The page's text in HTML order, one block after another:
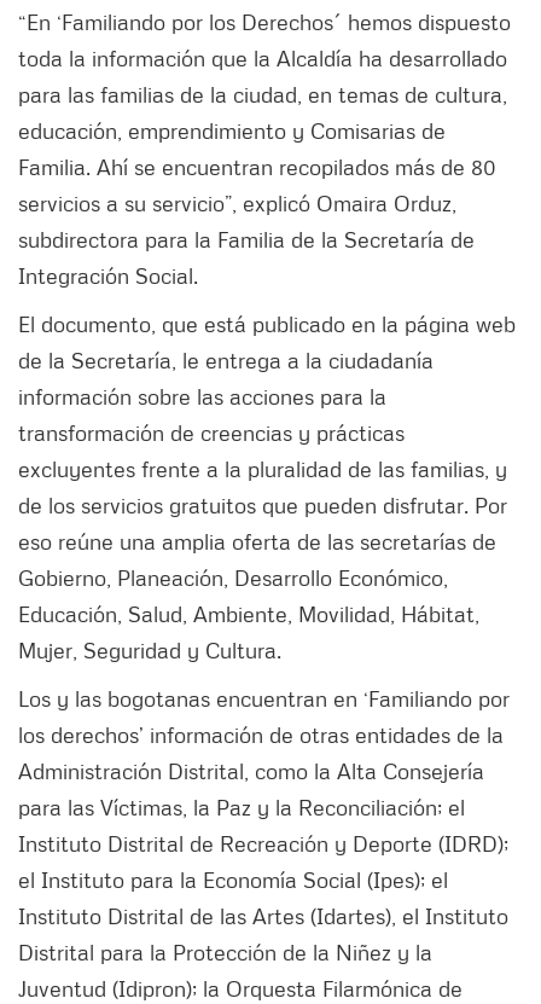
“En ‘Familiando por los Derechos´ hemos dispuesto
toda la información que la Alcaldía ha desarrollado
para las familias de la ciudad, en temas de cultura,
educación, emprendimiento y Comisarias de
Familia. Ahí se encuentran recopilados más de 80
servicios a su servicio”, explicó Omaira Orduz,
subdirectora para la Familia de la Secretaría de
Integración Social.
El documento, que está publicado en la página web
de la Secretaría, le entrega a la ciudadanía
información sobre las acciones para la
transformación de creencias y prácticas
excluyentes frente a la pluralidad de las familias, y
de los servicios gratuitos que pueden disfrutar. Por
eso reúne una amplia oferta de las secretarías de
Gobierno, Planeación, Desarrollo Económico,
Educación, Salud, Ambiente, Movilidad, Hábitat,
Mujer, Seguridad y Cultura.
Los y las bogotanas encuentran en ‘Familiando por
los derechos’ información de otras entidades de la
Administración Distrital, como la Alta Consejería
para las Víctimas, la Paz y la Reconciliación; el
Instituto Distrital de Recreación y Deporte (IDRD);
el Instituto para la Economía Social (Ipes); el
Instituto Distrital de las Artes (Idartes), el Instituto
Distrital para la Protección de la Niñez y la
Juventud (Idipron); la Orquesta Filarmónica de